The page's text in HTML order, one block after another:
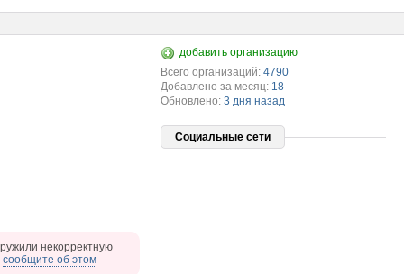
некорректную
сообщите об этом
добавить организацию
Всего организаций: 4790
Добавлено за месяц: 18
Обновлено: 3 дня назад
Социальные сети